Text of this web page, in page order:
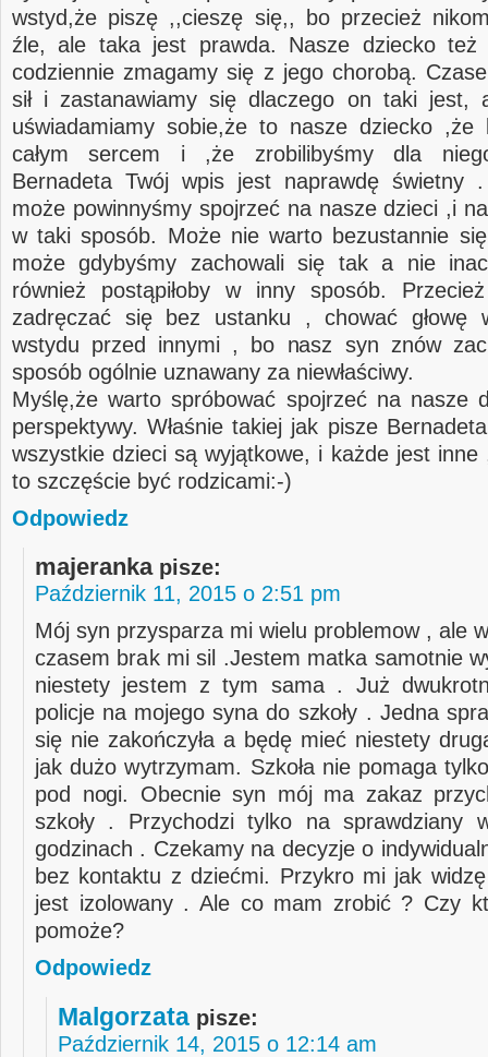
wstyd,że piszę ,,cieszę się,, bo przecież
źle, ale taka jest prawda. Nasze dziecko
codziennie zmagamy się z jego chorobą.
sił i zastanawiamy się dlaczego on taki jest,
uświadamiamy sobie,że to nasze dziecko ,że
całym sercem i ,że zrobilibyśmy dla
Bernadeta Twój wpis jest naprawdę świetny
może powinnyśmy spojrzeć na nasze dzieci ,i
w taki sposób. Może nie warto bezustannie
może gdybyśmy zachowali się tak a nie
również postąpiłoby w inny sposób.
zadręczać się bez ustanku , chować głowę
wstydu przed innymi , bo nasz syn znów
sposób ogólnie uznawany za niewłaściwy.
Myślę,że warto spróbować spojrzeć na nasze
perspektywy. Właśnie takiej jak pisze
wszystkie dzieci są wyjątkowe, i każde jest
to szczęście być rodzicami:-)
Odpowiedz
majeranka pisze:
Październik 11, 2015 o 2:51 pm
Mój syn przysparza mi wielu problemow , ale
czasem brak mi sil .Jestem matka samotnie
niestety jestem z tym sama . Już
policje na mojego syna do szkoły . Jedna
się nie zakończyła a będę mieć niestety
jak dużo wytrzymam. Szkoła nie pomaga
pod nogi. Obecnie syn mój ma zakaz
szkoły . Przychodzi tylko na sprawdziany
godzinach . Czekamy na decyzje o
bez kontaktu z dziećmi. Przykro mi jak
jest izolowany . Ale co mam zrobić ? Czy
pomoże?
Odpowiedz
Malgorzata pisze:
Październik 14, 2015 o 12:14 am